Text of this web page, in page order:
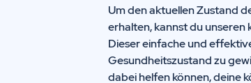
Um den aktuellen Zustand
erhalten, kannst du
Dieser einfache und
Gesundheitszustand zu
dabei helfen können, deine